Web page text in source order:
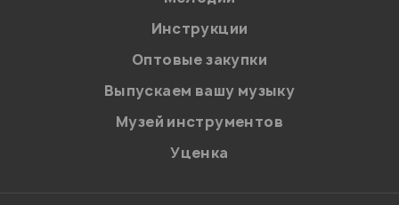
USB, Выход на наушники mini
stereo jack, AUX, Наличие
Подключение Footswitch
на обработку персональных данных в
Политикой в отношении обработки
персональных данных.
Введите проверочное число:
Инструкции
Оптовые закупки
Выпускаем вашу музыку
Музей инструментов
Уценка